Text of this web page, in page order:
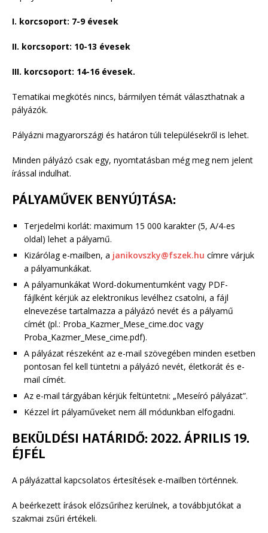
I. korcsoport: 7-9 évesek
II. korcsoport: 10-13 évesek
III. korcsoport: 14-16 évesek.
Tematikai megkötés nincs, bármilyen témát választhatnak a
pályázók.
Pályázni magyarországi és határon túli településekről is lehet.
Minden pályázó csak egy, nyomtatásban még meg nem jelent
írással indulhat.
PÁLYAMŰVEK BENYÚJTÁSA:
Terjedelmi korlát: maximum 15 000 karakter (5, A/4-es
oldal) lehet a pályamű.
Kizárólag e-mailben, a janikovszky@fszek.hu címre várjuk
a pályamunkákat.
A pályamunkákat Word-dokumentumként vagy PDF-
fájlként kérjük az elektronikus levélhez csatolni, a fájl
elnevezése tartalmazza a pályázó nevét és a pályamű
címét (pl.: Proba_Kazmer_Mese_cime.doc vagy
Proba_Kazmer_Mese_cime.pdf).
A pályázat részeként az e-mail szövegében minden esetben
pontosan fel kell tüntetni a pályázó nevét, életkorát és e-
mail címét.
Az e-mail tárgyában kérjük feltüntetni: „Meseíró pályázat”.
Kézzel írt pályaműveket nem áll módunkban elfogadni.
BEKÜLDÉSI HATÁRIDŐ: 2022. ÁPRILIS 19.
ÉJFÉL
A pályázattal kapcsolatos értesítések e-mailben történnek.
A beérkezett írások előzsűrihez kerülnek, a továbbjutókat a
szakmai zsűri értékeli.